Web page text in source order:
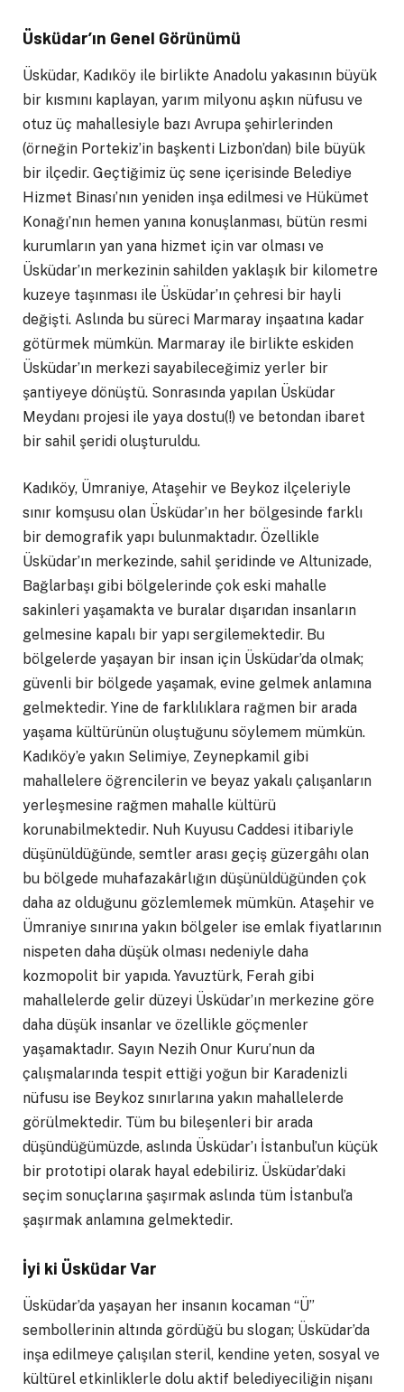
Üsküdar’ın Genel Görünümü
Üsküdar, Kadıköy ile birlikte Anadolu yakasının büyük
bir kısmını kaplayan, yarım milyonu aşkın nüfusu ve
otuz üç mahallesiyle bazı Avrupa şehirlerinden
(örneğin Portekiz’in başkenti Lizbon’dan) bile büyük
bir ilçedir. Geçtiğimiz üç sene içerisinde Belediye
Hizmet Binası’nın yeniden inşa edilmesi ve Hükümet
Konağı’nın hemen yanına konuşlanması, bütün resmi
kurumların yan yana hizmet için var olması ve
Üsküdar’ın merkezinin sahilden yaklaşık bir kilometre
kuzeye taşınması ile Üsküdar’ın çehresi bir hayli
değişti. Aslında bu süreci Marmaray inşaatına kadar
götürmek mümkün. Marmaray ile birlikte eskiden
Üsküdar’ın merkezi sayabileceğimiz yerler bir
şantiyeye dönüştü. Sonrasında yapılan Üsküdar
Meydanı projesi ile yaya dostu(!) ve betondan ibaret
bir sahil şeridi oluşturuldu.
Kadıköy, Ümraniye, Ataşehir ve Beykoz ilçeleriyle
sınır komşusu olan Üsküdar’ın her bölgesinde farklı
bir demografik yapı bulunmaktadır. Özellikle
Üsküdar’ın merkezinde, sahil şeridinde ve Altunizade,
Bağlarbaşı gibi bölgelerinde çok eski mahalle
sakinleri yaşamakta ve buralar dışarıdan insanların
gelmesine kapalı bir yapı sergilemektedir. Bu
bölgelerde yaşayan bir insan için Üsküdar’da olmak;
güvenli bir bölgede yaşamak, evine gelmek anlamına
gelmektedir. Yine de farklılıklara rağmen bir arada
yaşama kültürünün oluştuğunu söylemem mümkün.
Kadıköy’e yakın Selimiye, Zeynepkamil gibi
mahallelere öğrencilerin ve beyaz yakalı çalışanların
yerleşmesine rağmen mahalle kültürü
korunabilmektedir. Nuh Kuyusu Caddesi itibariyle
düşünüldüğünde, semtler arası geçiş güzergâhı olan
bu bölgede muhafazakârlığın düşünüldüğünden çok
daha az olduğunu gözlemlemek mümkün. Ataşehir ve
Ümraniye sınırına yakın bölgeler ise emlak fiyatlarının
nispeten daha düşük olması nedeniyle daha
kozmopolit bir yapıda. Yavuztürk, Ferah gibi
mahallelerde gelir düzeyi Üsküdar’ın merkezine göre
daha düşük insanlar ve özellikle göçmenler
yaşamaktadır. Sayın Nezih Onur Kuru’nun da
çalışmalarında tespit ettiği yoğun bir Karadenizli
nüfusu ise Beykoz sınırlarına yakın mahallelerde
görülmektedir. Tüm bu bileşenleri bir arada
düşündüğümüzde, aslında Üsküdar’ı İstanbul’un küçük
bir prototipi olarak hayal edebiliriz. Üsküdar’daki
seçim sonuçlarına şaşırmak aslında tüm İstanbul’a
şaşırmak anlamına gelmektedir.
İyi ki Üsküdar Var
Üsküdar’da yaşayan her insanın kocaman “Ü”
sembollerinin altında gördüğü bu slogan; Üsküdar’da
inşa edilmeye çalışılan steril, kendine yeten, sosyal ve
kültürel etkinliklerle dolu aktif belediyeciliğin nişanı